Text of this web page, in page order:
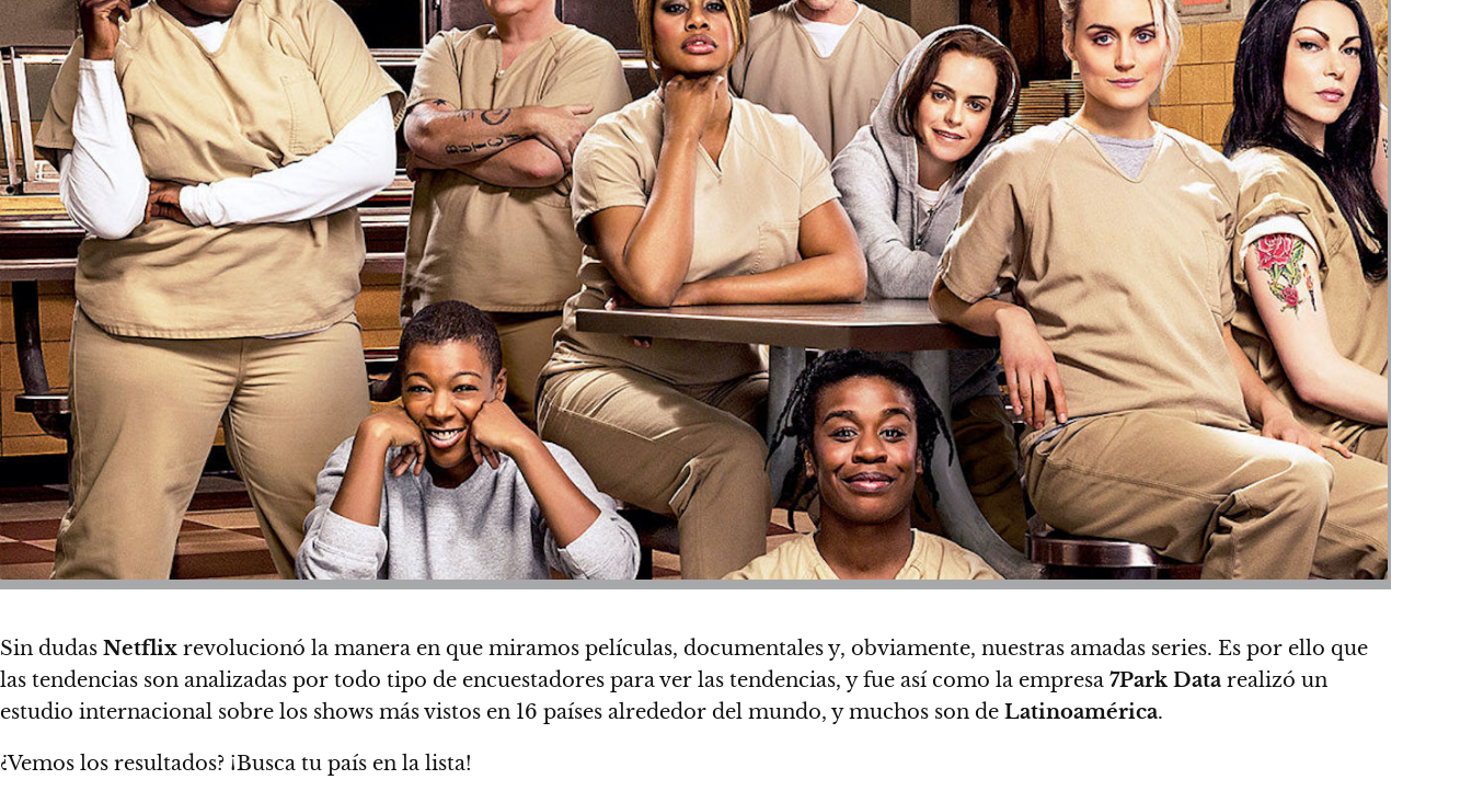
Sin dudas Netflix revolucionó la manera en que miramos películas, documentales y, obviamente, nuestras amadas series. Es por ello que
las tendencias son analizadas por todo tipo de encuestadores para ver las tendencias, y fue así como la empresa 7Park Data realizó un
estudio internacional sobre los shows más vistos en 16 países alrededor del mundo, y muchos son de Latinoamérica.
¿Vemos los resultados? ¡Busca tu país en la lista!